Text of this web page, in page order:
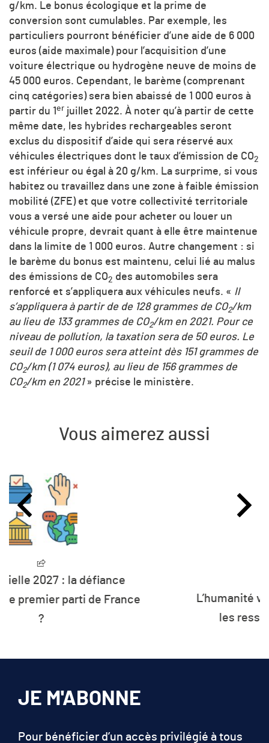
g/km. Le bonus écologique et la prime de
conversion sont cumulables. Par exemple, les
particuliers pourront bénéficier d’une aide de 6 000
euros (aide maximale) pour l’acquisition d’une
voiture électrique ou hydrogène neuve de moins de
45 000 euros. Cependant, le barème (comprenant
cinq catégories) sera bien abaissé de 1 000 euros à
partir du 1 er juillet 2022. À noter qu’à partir de cette
même date, les hybrides rechargeables seront
exclus du dispositif d’aide qui sera réservé aux
véhicules électriques dont le taux d’émission de CO2
est inférieur ou égal à 20 g/km. La surprime, si vous
habitez ou travaillez dans une zone à faible émission
mobilité (ZFE) et que votre collectivité territoriale
vous a versé une aide pour acheter ou louer un
véhicule propre, devrait quant à elle être maintenue
dans la limite de 1 000 euros. Autre changement : si
le barème du bonus est maintenu, celui lié au malus
des émissions de CO2 des automobiles sera
renforcé et s’appliquera aux véhicules neufs. « Il
s’appliquera à partir de de 128 grammes de CO2/km
au lieu de 133 grammes de CO2/km en 2021. Pour ce
niveau de pollution, la taxation sera de 50 euros. Le
seuil de 1 000 euros sera atteint dès 151 grammes de
CO2/km (1 074 euros), au lieu de 156 grammes de
CO2/km en 2021» précise le ministère.
Vous aimerez aussi
L’humanité vit désormais à crédit sur
les ressources de la planète
JE M'ABONNE
Pour bénéficier d’un accès privilégié à tous